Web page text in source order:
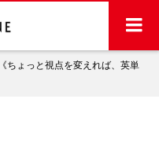
《ちょっと視点を変えれば、英単